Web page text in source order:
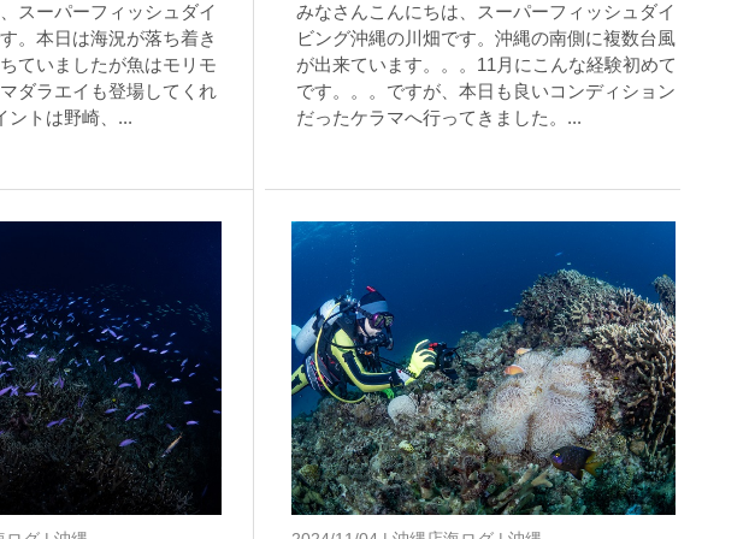
スーパーフィッシュダイ
。本日は海況が落ち着き
ていましたが魚はモリモ
ダラエイも登場してくれ
ントは野崎、...
みなさんこんにちは、スーパーフィッシュダイ
ビング沖縄の川畑です。沖縄の南側に複数台風
が出来ています。。。11月にこんな経験初めて
です。。。ですが、本日も良いコンディション
だったケラマへ行ってきました。...